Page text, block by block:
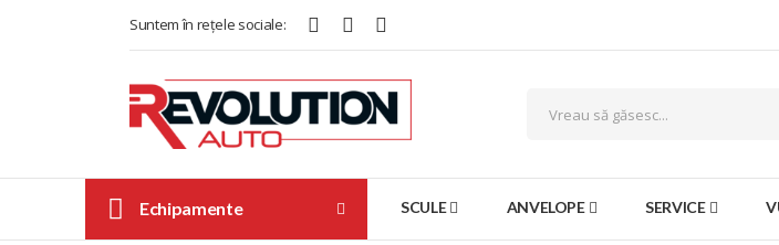
Suntem în rețele sociale:
Echipamente SCULE ANVELOPE SERVICE